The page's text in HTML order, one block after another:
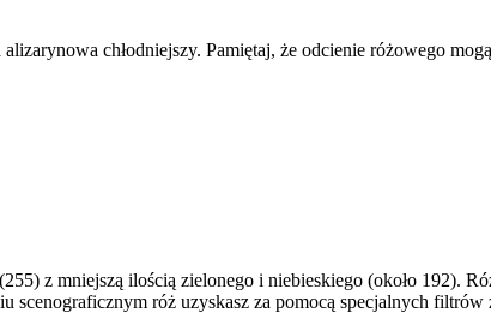
chłodniejszy. Pamiętaj, że odcienie różowego
z mniejszą ilością zielonego i niebieskiego (około 192).
scenograficznym róż uzyskasz za pomocą specjalnych filtrów